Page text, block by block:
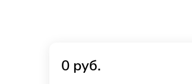
0 руб.